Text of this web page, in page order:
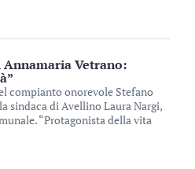
Annamaria Vetrano:
compianto onorevole Stefano
sindaca di Avellino Laura Nargi,
“Protagonista della vita